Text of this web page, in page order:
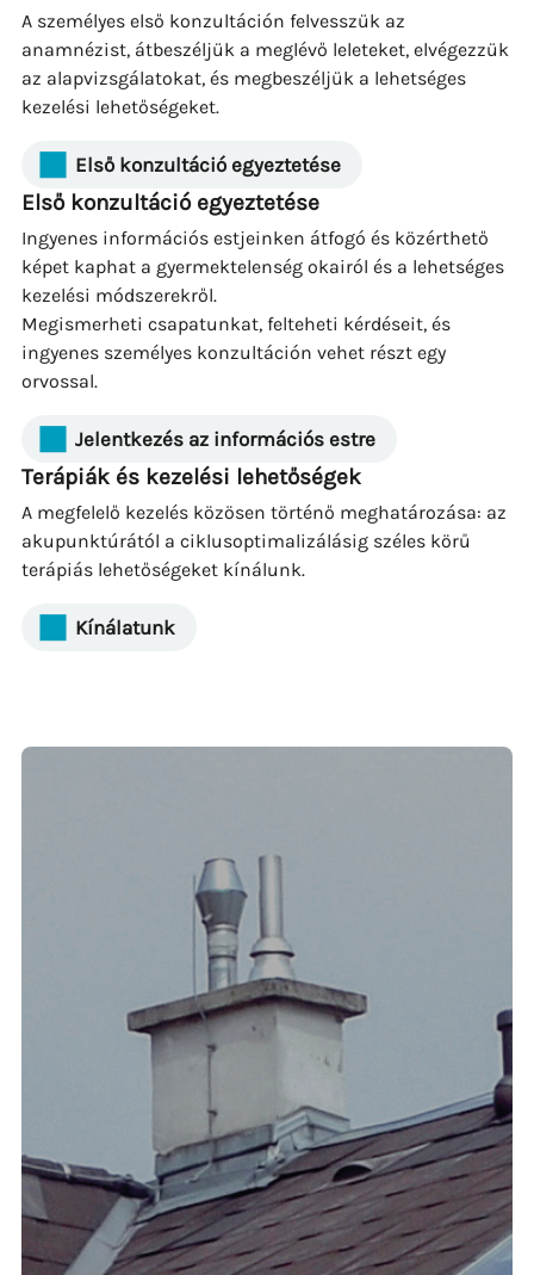
A személyes első konzultáción felvesszük az
anamnézist, átbeszéljük a meglévő leleteket, elvégezzük
az alapvizsgálatokat, és megbeszéljük a lehetséges
kezelési lehetőségeket.
Első konzultáció egyeztetése
Első konzultáció egyeztetése
Ingyenes információs estjeinken átfogó és közérthető
képet kaphat a gyermektelenség okairól és a lehetséges
kezelési módszerekről.
Megismerheti csapatunkat, felteheti kérdéseit, és
ingyenes személyes konzultáción vehet részt egy
orvossal.
Jelentkezés az információs estre
Terápiák és kezelési lehetőségek
A megfelelő kezelés közösen történő meghatározása: az
akupunktúrától a ciklusoptimalizálásig széles körű
terápiás lehetőségeket kínálunk.
Kínálatunk